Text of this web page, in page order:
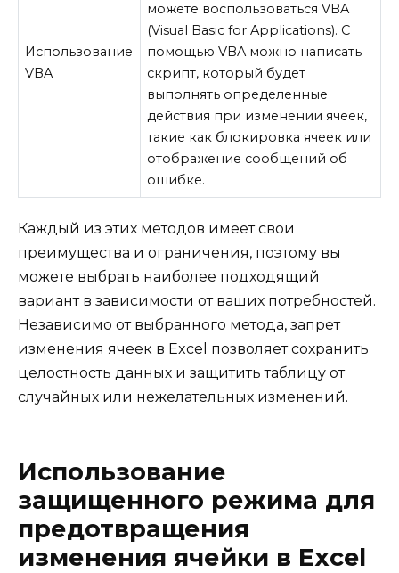
Использование
VBA
можете воспользоваться VBA
(Visual Basic for Applications). С
помощью VBA можно написать
скрипт, который будет
выполнять определенные
действия при изменении ячеек,
такие как блокировка ячеек или
отображение сообщений об
ошибке.
Каждый из этих методов имеет свои
преимущества и ограничения, поэтому вы
можете выбрать наиболее подходящий
вариант в зависимости от ваших потребностей.
Независимо от выбранного метода, запрет
изменения ячеек в Excel позволяет сохранить
целостность данных и защитить таблицу от
случайных или нежелательных изменений.
Использование
защищенного режима для
предотвращения
изменения ячейки в Excel